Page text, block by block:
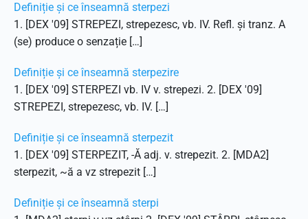
Definiție și ce înseamnă sterpezi
1. [DEX '09] STREPEZI, strepezesc, vb. IV. Refl. și tranz. A
(se) produce o senzație […]
Definiție și ce înseamnă sterpezire
1. [DEX '09] STERPEZI vb. IV v. strepezi. 2. [DEX '09]
STREPEZI, strepezesc, vb. IV. […]
Definiție și ce înseamnă sterpezit
1. [DEX '09] STERPEZIT, -Ă adj. v. strepezit. 2. [MDA2]
sterpezit, ~ă a vz strepezit […]
Definiție și ce înseamnă sterpi